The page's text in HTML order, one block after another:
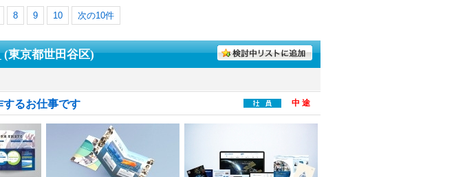
8 9 10 次の10件
(東京都世田谷区)
るお仕事です 中 途